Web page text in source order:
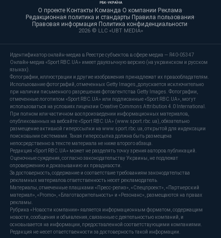
О проекте·Контакты·Команда·О компании·Реклама·
Редакционная политика и стандарты·Правила пользования·
Правовая информация·Политика конфиденциальности·
2026 © LLC «UBT MEDIA»
Идентификатор онлайн-медиа в Реестре субъектов в сфере медиа — R40-05347
Онлайн-медиа «Sport RBC.UA» имеет двуязычную версию (на украинском и русском
языках).
Фотографии, иллюстрации и другие изображения принадлежат их правообладателям.
Использование фотографий, отмеченных Getty Images, допускается исключительно
при наличии письменного разрешения фотоагентства Getty Images. Фотографии,
отмеченные логотипом «Sport RBC.UA» или подписанные «Sport RBC.UA», могут
использоваться на условиях лицензии Creative Commons Attribution 4.0 International.
При полном или частичном воспроизведении информационных материалов,
опубликованных на вебсайте «Sport RBC.UA» (www.sport.rbc.ua), обязательно
размещение активной гиперссылки на www.sport.rbc.ua, открытой для индексации
поисковыми системами. Такая гиперссылка должна быть размещена
непосредственно в тексте материала не ниже второго абзаца.
Редакция «Sport RBC.UA» может не разделять точку зрения авторов публикаций.
Оценочные суждения, согласно законодательству Украины, не подлежат
опровержению и доказыванию их правдивости.
За достоверность, содержание и соответствие требованиям законодательства
рекламных материалов ответственность несет рекламодатель.
Материалы, отмеченные плашками «Пресс-релиз», «Спецпроект», «Партнерский
материал», «Promo», «Благотворительность» и «Резонанс», размещаются на правах
рекламы.
Рубрика «Новости компании» является информационным форматом, содержащим
новости, сообщения и объявления, связанные с деятельностью компаний, и
основывается на информации, предоставленной соответствующими компаниями.
Редакция не несет ответственности за достоверность такой информации.